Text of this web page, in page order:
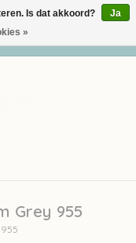
Grey 955
955
Is dat akkoord?
Ja
»